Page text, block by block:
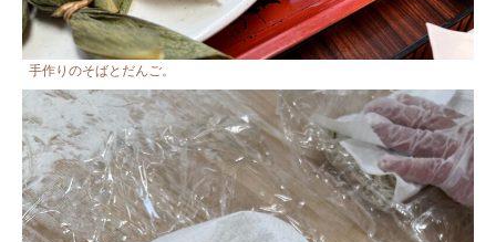
手作りのそばとだんご。